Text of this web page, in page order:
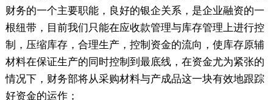
财务的一个主要职能，良好的银企关系，是企业融资的一
根纽带，目前我们只能在应收款管理与库存管理上进行控
制，压缩库存，合理生产，控制资金的流向，使库存原辅
材料在保证生产的同时控制到最底线，在资金尤为紧张的
情况下，财务部将从采购材料与产成品这一块有效地跟踪
好资金的运作；